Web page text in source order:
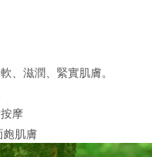
華泰商業銀行
星展(台湾)商業銀行
中国信託商業銀行
台中商業銀行
永豐商業銀行
星展(台湾)商業銀行
中国信託商業銀行
、滋潤、緊實肌膚。
摩
皰肌膚